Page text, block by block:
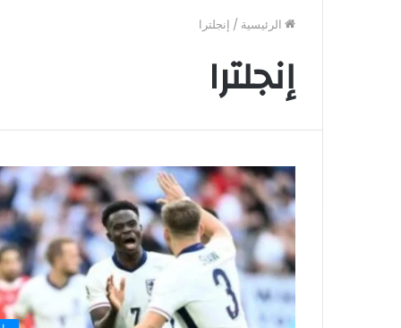
الرئيسية / إنجلترا
إنجلترا